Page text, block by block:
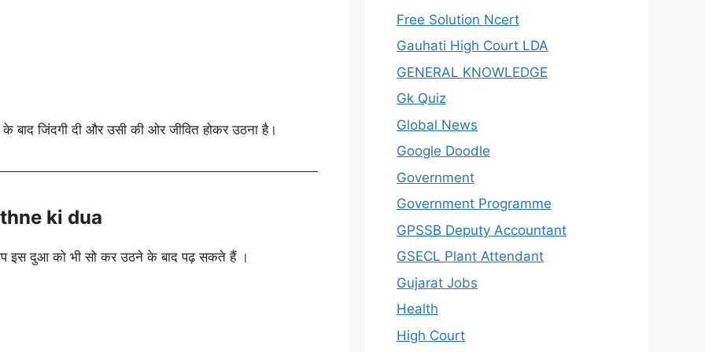
बाद जिंदगी दी और उसी की ओर जीवित होकर उठना है।
ki dua
इस दुआ को भी सो कर उठने के बाद पढ़ सकते हैं ।
Free Solution Ncert
Gauhati High Court LDA
GENERAL KNOWLEDGE
Gk Quiz
Global News
Google Doodle
Government
Government Programme
GPSSB Deputy Accountant
GSECL Plant Attendant
Gujarat Jobs
Health
High Court